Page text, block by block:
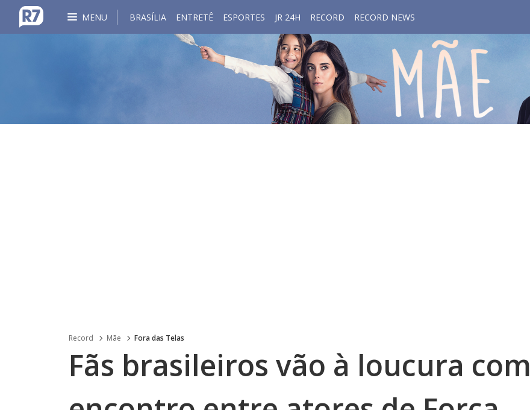
MENU BRASÍLIA ENTRETÊ ESPORTES JR 24H RECORD RECORD NEWS
Record Mãe Fora das Telas
Fãs brasileiros vão à loucura com